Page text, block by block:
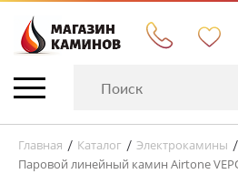
Главная / Каталог / Электрокамины /
Паровой линейный камин Airtone